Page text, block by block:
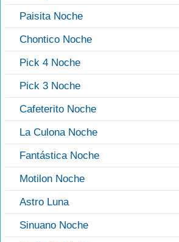
Paisita Noche
Chontico Noche
Pick 4 Noche
Pick 3 Noche
Cafeterito Noche
La Culona Noche
Fantástica Noche
Motilon Noche
Astro Luna
Sinuano Noche